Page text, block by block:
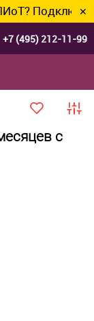
и ✕
+7 (495) 212-11-99
с